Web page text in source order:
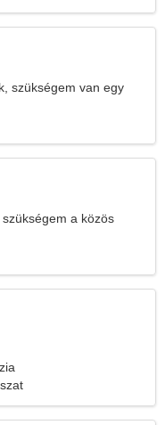
szükségem van egy
a közös